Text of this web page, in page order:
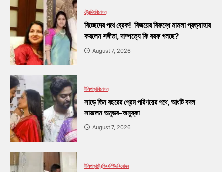
ট্রেন্ডিংবিনোদন
বিচ্ছেদের পথে ব্রেক! বিজয়ের বিরুদ্ধে মামলা প্রত্যাহার
করলেন সঙ্গীতা, দাম্পত্যে কি বরফ গলছে?
August 7, 2026
টলিপাড়াবিনোদন
সাড়ে তিন বছরের প্রেম পরিণয়ের পথে, আংটি বদল
সারলেন অনুভব-অনুষ্কা
August 7, 2026
টলিপাড়াট্রেন্ডিংবলিউডবিনোদন